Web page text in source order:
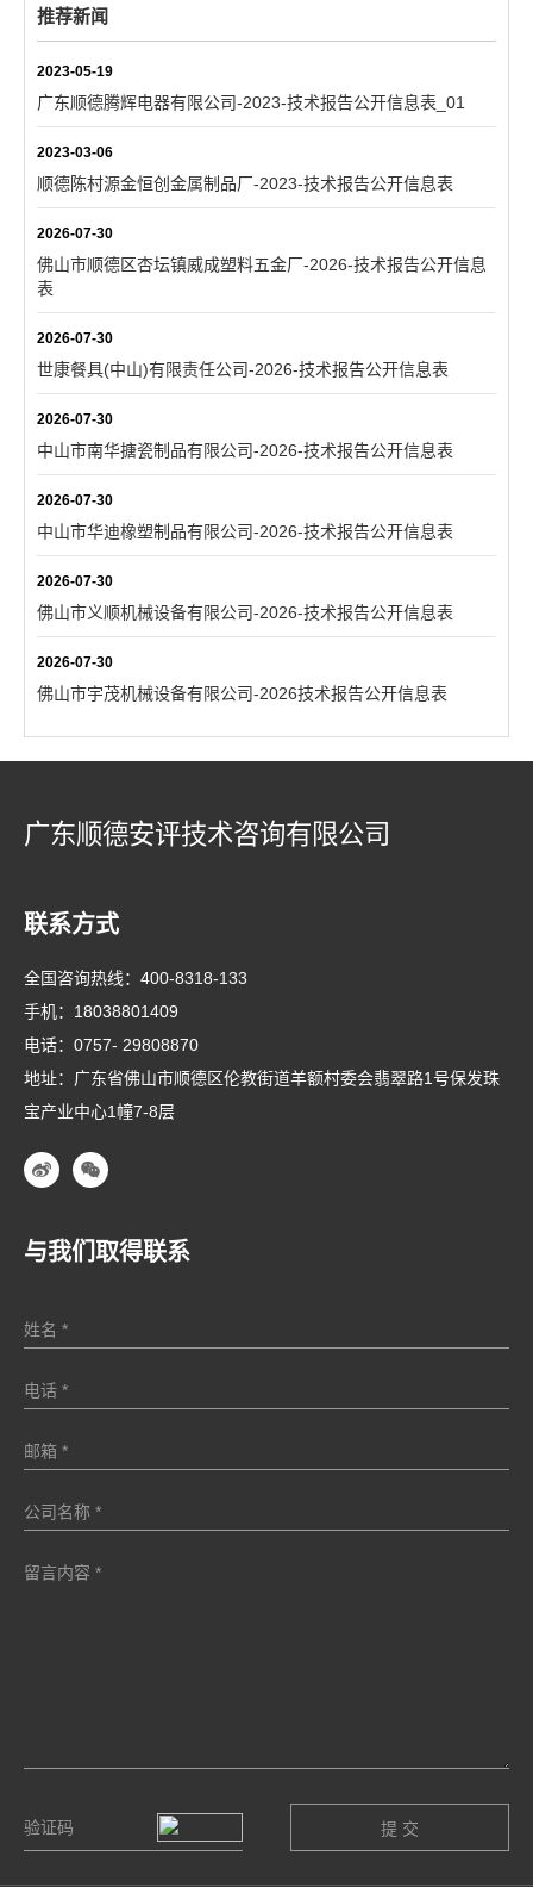
推荐新闻
2023-05-19
广东顺德腾辉电器有限公司-2023-技术报告公开信息表_01
2023-03-06
顺德陈村源金恒创金属制品厂-2023-技术报告公开信息表
2026-07-30
佛山市顺德区杏坛镇威成塑料五金厂-2026-技术报告公开信息
表
2026-07-30
世康餐具(中山)有限责任公司-2026-技术报告公开信息表
2026-07-30
中山市南华搪瓷制品有限公司-2026-技术报告公开信息表
2026-07-30
中山市华迪橡塑制品有限公司-2026-技术报告公开信息表
2026-07-30
佛山市义顺机械设备有限公司-2026-技术报告公开信息表
2026-07-30
佛山市宇茂机械设备有限公司-2026技术报告公开信息表
广东顺德安评技术咨询有限公司
联系方式
全国咨询热线： 400-8318-133
手机： 18038801409
电话： 0757- 29808870
地址：广东省佛山市顺德区伦教街道羊额村委会翡翠路1号保发珠
宝产业中心1幢7-8层
与我们取得联系